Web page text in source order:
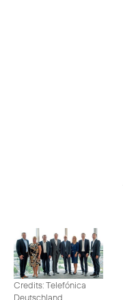
Credits: Telefónica
Deutschland